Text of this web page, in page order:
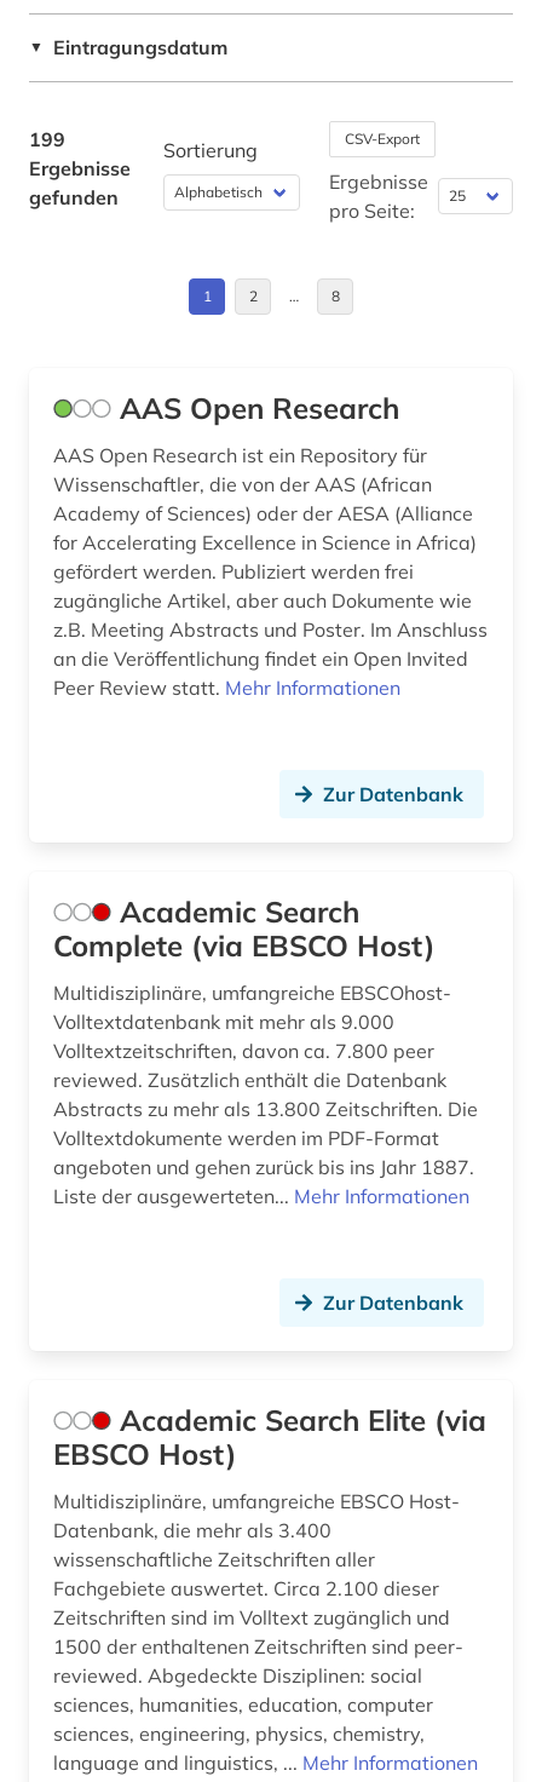
biotechnologie (1)
bioökonomie (1)
brandschutz (2)
buchbestand (1)
budget (1)
bücher (1)
chemie (44)
china (2)
circuit (1)
datensammlung (3)
designregister (1)
deutsch (1)
deutschland (3)
devices &amp; systems (1)
digitalisierung (1)
din-en-iso-norm (1)
din-norm (1)
din-vde-norm (2)
discovery service (1)
discovery system (1)
dokumentation (1)
Oesterreich (1)
Schweiz (4)
▼ Eintragungsdatum
199
Ergebnisse
gefunden
Sortierung CSV-Export
Ergebnisse
pro Seite:
1 2 … 8
AAS Open Research
AAS Open Research ist ein Repository für
Wissenschaftler, die von der AAS (African
Academy of Sciences) oder der AESA (Alliance
for Accelerating Excellence in Science in Africa)
gefördert werden. Publiziert werden frei
zugängliche Artikel, aber auch Dokumente wie
z.B. Meeting Abstracts und Poster. Im Anschluss
an die Veröffentlichung findet ein Open Invited
Peer Review statt. Mehr Informationen
Zur Datenbank
Academic Search
Complete (via EBSCO Host)
Multidisziplinäre, umfangreiche EBSCOhost-
Volltextdatenbank mit mehr als 9.000
Volltextzeitschriften, davon ca. 7.800 peer
reviewed. Zusätzlich enthält die Datenbank
Abstracts zu mehr als 13.800 Zeitschriften. Die
Volltextdokumente werden im PDF-Format
angeboten und gehen zurück bis ins Jahr 1887.
Liste der ausgewerteten... Mehr Informationen
Zur Datenbank
Academic Search Elite (via
EBSCO Host)
Multidisziplinäre, umfangreiche EBSCO Host-
Datenbank, die mehr als 3.400
wissenschaftliche Zeitschriften aller
Fachgebiete auswertet. Circa 2.100 dieser
Zeitschriften sind im Volltext zugänglich und
1500 der enthaltenen Zeitschriften sind peer-
reviewed. Abgedeckte Disziplinen: social
sciences, humanities, education, computer
sciences, engineering, physics, chemistry,
language and linguistics, ... Mehr Informationen